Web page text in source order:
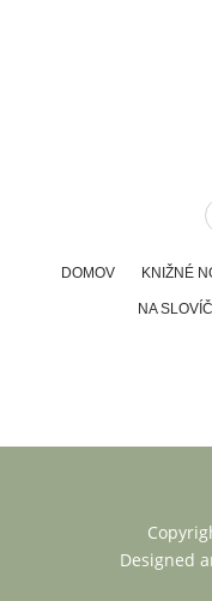
DOMOV KNIŽNÉ
NA
Designed